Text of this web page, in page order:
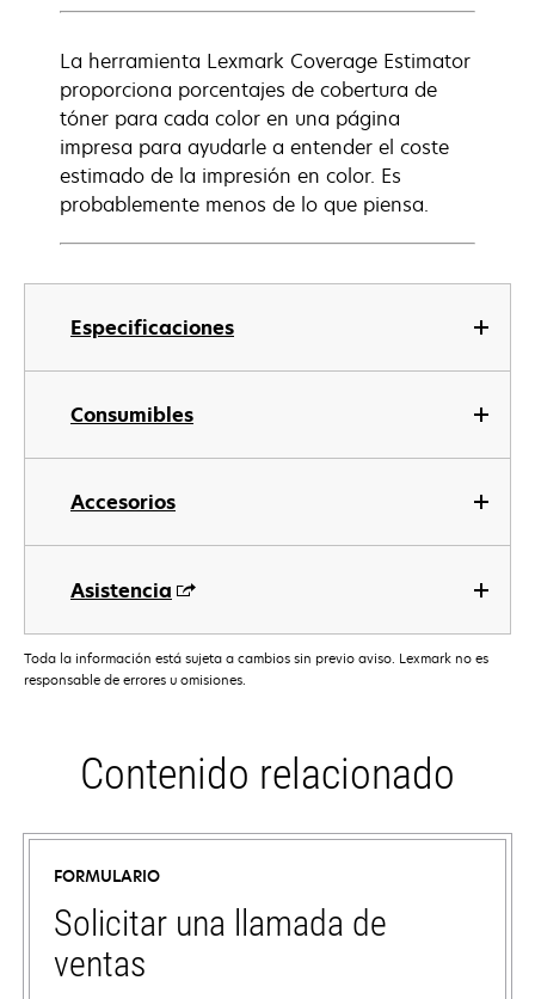
Especificaciones
Consumibles
Accesorios
Asistencia
La herramienta Lexmark Coverage Estimator
proporciona porcentajes de cobertura de
tóner para cada color en una página
impresa para ayudarle a entender el coste
estimado de la impresión en color. Es
probablemente menos de lo que piensa.
Toda la información está sujeta a cambios sin previo aviso. Lexmark no es
responsable de errores u omisiones.
Contenido relacionado
FORMULARIO
Solicitar una llamada de
ventas